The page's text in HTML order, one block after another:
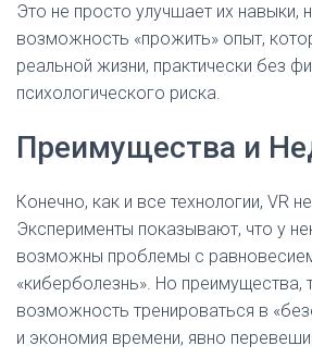
Это не просто улучшает их навыки,
возможность «прожить» опыт,
реальной жизни, практически без
психологического риска.
Преимущества и
Конечно, как и все технологии, VR
Эксперименты показывают, что у
возможны проблемы с
«киберболезнь». Но преимущества,
возможность тренироваться в
и экономия времени, явно